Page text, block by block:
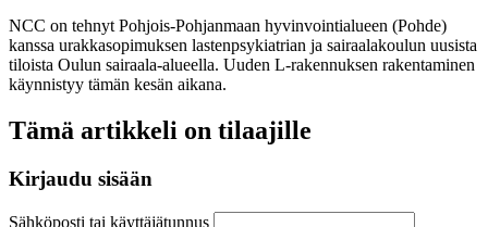
NCC on tehnyt Pohjois-Pohjanmaan hyvinvointialueen (Pohde)
kanssa urakkasopimuksen lastenpsykiatrian ja sairaalakoulun uusista
tiloista Oulun sairaala-alueella. Uuden L-rakennuksen rakentaminen
käynnistyy tämän kesän aikana.
Tämä artikkeli on tilaajille
Kirjaudu sisään
Sähköposti tai käyttäjätunnus